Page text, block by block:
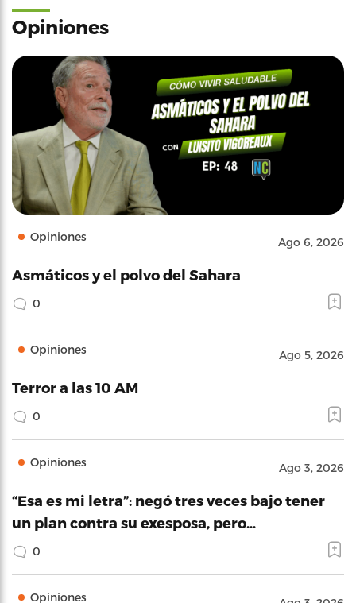
Opiniones
Opiniones Ago 6, 2026
Asmáticos y el polvo del Sahara
0
Opiniones Ago 5, 2026
Terror a las 10 AM
0
Opiniones Ago 3, 2026
“Esa es mi letra”: negó tres veces bajo tener
un plan contra su exesposa, pero…
0
Opiniones